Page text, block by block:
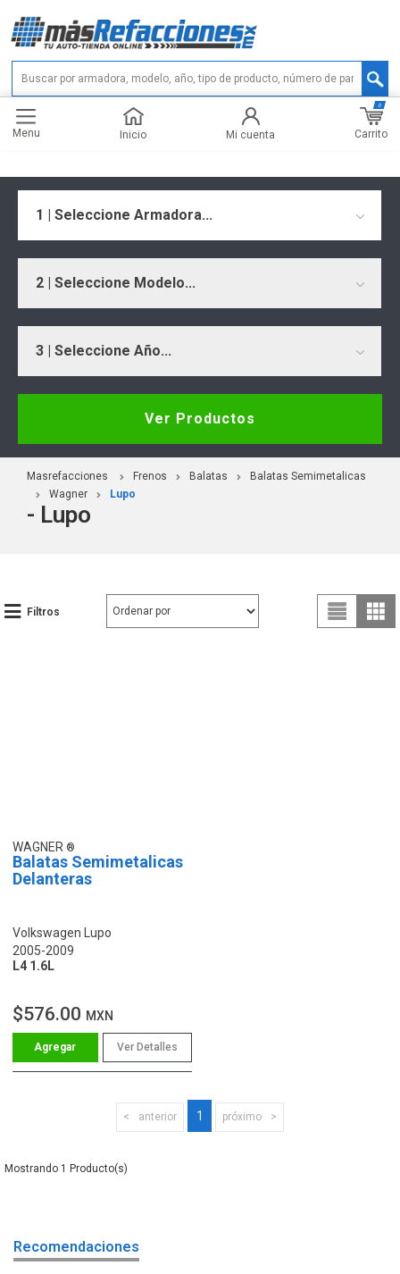
Menu Inicio Mi cuenta Carrito
0
1 | Seleccione Armadora...
2 | Seleccione Modelo...
3 | Seleccione Año...
Ver Productos
Masrefacciones Frenos Balatas
Balatas Semimetalicas
Wagner
Lupo
- Lupo
Filtros
WAGNER
Balatas Semimetalicas
Delanteras
Volkswagen Lupo
2005-2009
L4 1.6L
$576.00 MXN
Ver Detalles
anterior 1 próximo
1
Recomendaciones